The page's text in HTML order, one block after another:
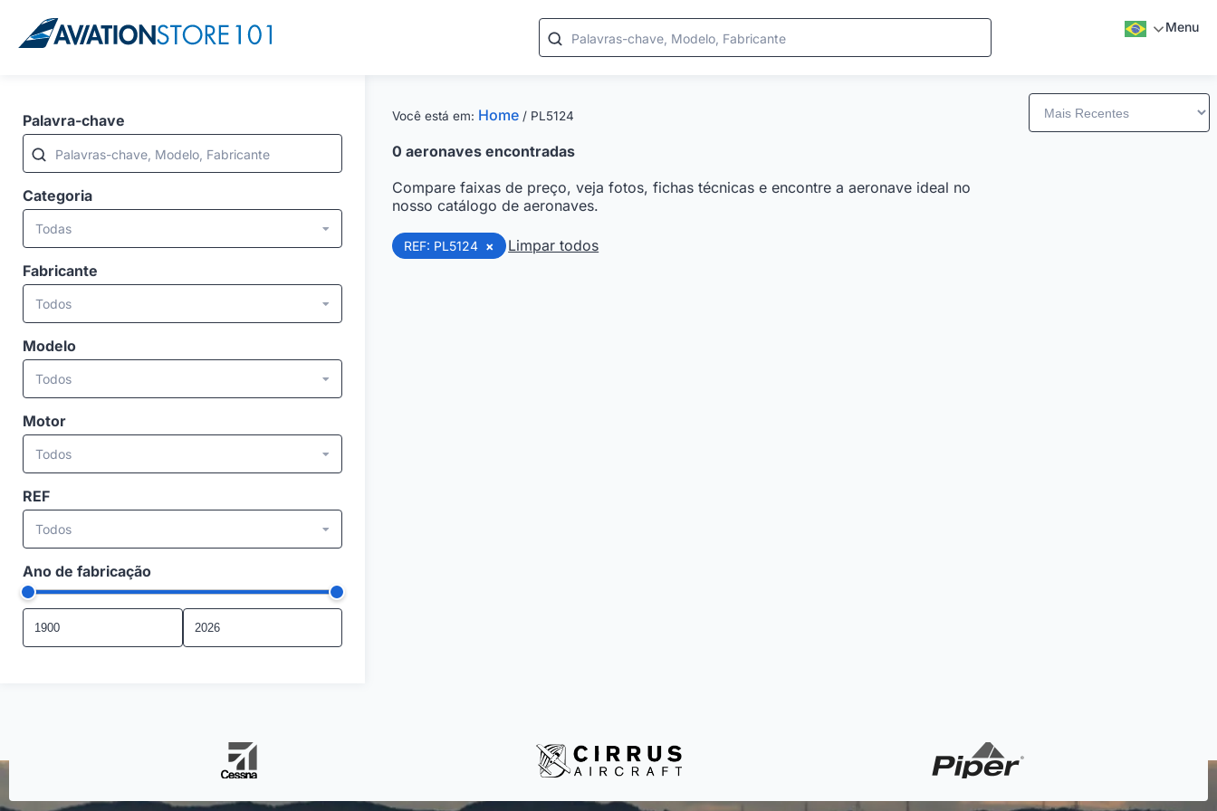
Palavras-chave, Modelo, Fabricante
Menu
Palavra-chave
Palavras-chave, Modelo, Fabricante
Categoria
Todas
Fabricante
Todos
Modelo
Todos
Motor
Todos
REF
Todos
Ano de fabricação
Você está em: Home / PL5124
0 aeronaves encontradas
Compare faixas de preço, veja fotos, fichas técnicas e encontre a aeronave ideal no
nosso catálogo de aeronaves.
REF: PL5124 × Limpar todos